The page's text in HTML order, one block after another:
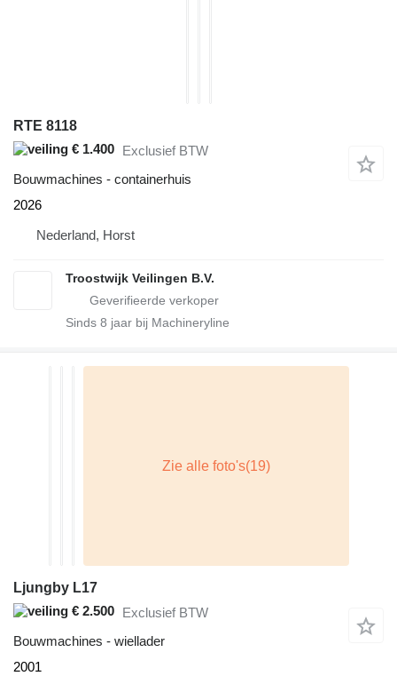
RTE 8118
€ 1.400 Exclusief BTW
Bouwmachines - containerhuis
2026
Nederland, Horst
Troostwijk Veilingen B.V.
Sinds 8 jaar bij Machineryline
Ljungby L17
€ 2.500 Exclusief BTW
Bouwmachines - wiellader
2001